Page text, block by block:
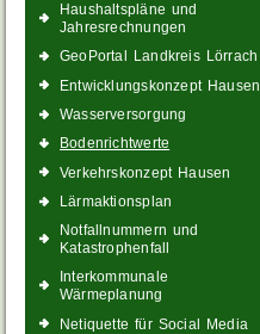
Haushaltspläne und
Jahresrechnungen
GeoPortal Landkreis Lörrach
Entwicklungskonzept Hausen
Wasserversorgung
Bodenrichtwerte
Verkehrskonzept Hausen
Lärmaktionsplan
Notfallnummern und
Katastrophenfall
Interkommunale
Wärmeplanung
Netiquette für Social Media